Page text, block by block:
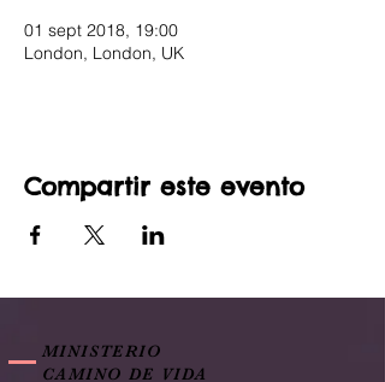
01 sept 2018, 19:00
London, London, UK
Compartir este evento
MINISTERIO
CAMINO DE VIDA